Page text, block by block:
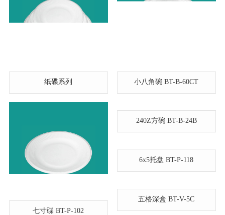
纸碟系列 小八角碗 BT-B-60CT
七寸碟 BT-P-102
240Z方碗 BT-B-24B
6x5托盘 BT-P-118
五格深盒 BT-V-5C